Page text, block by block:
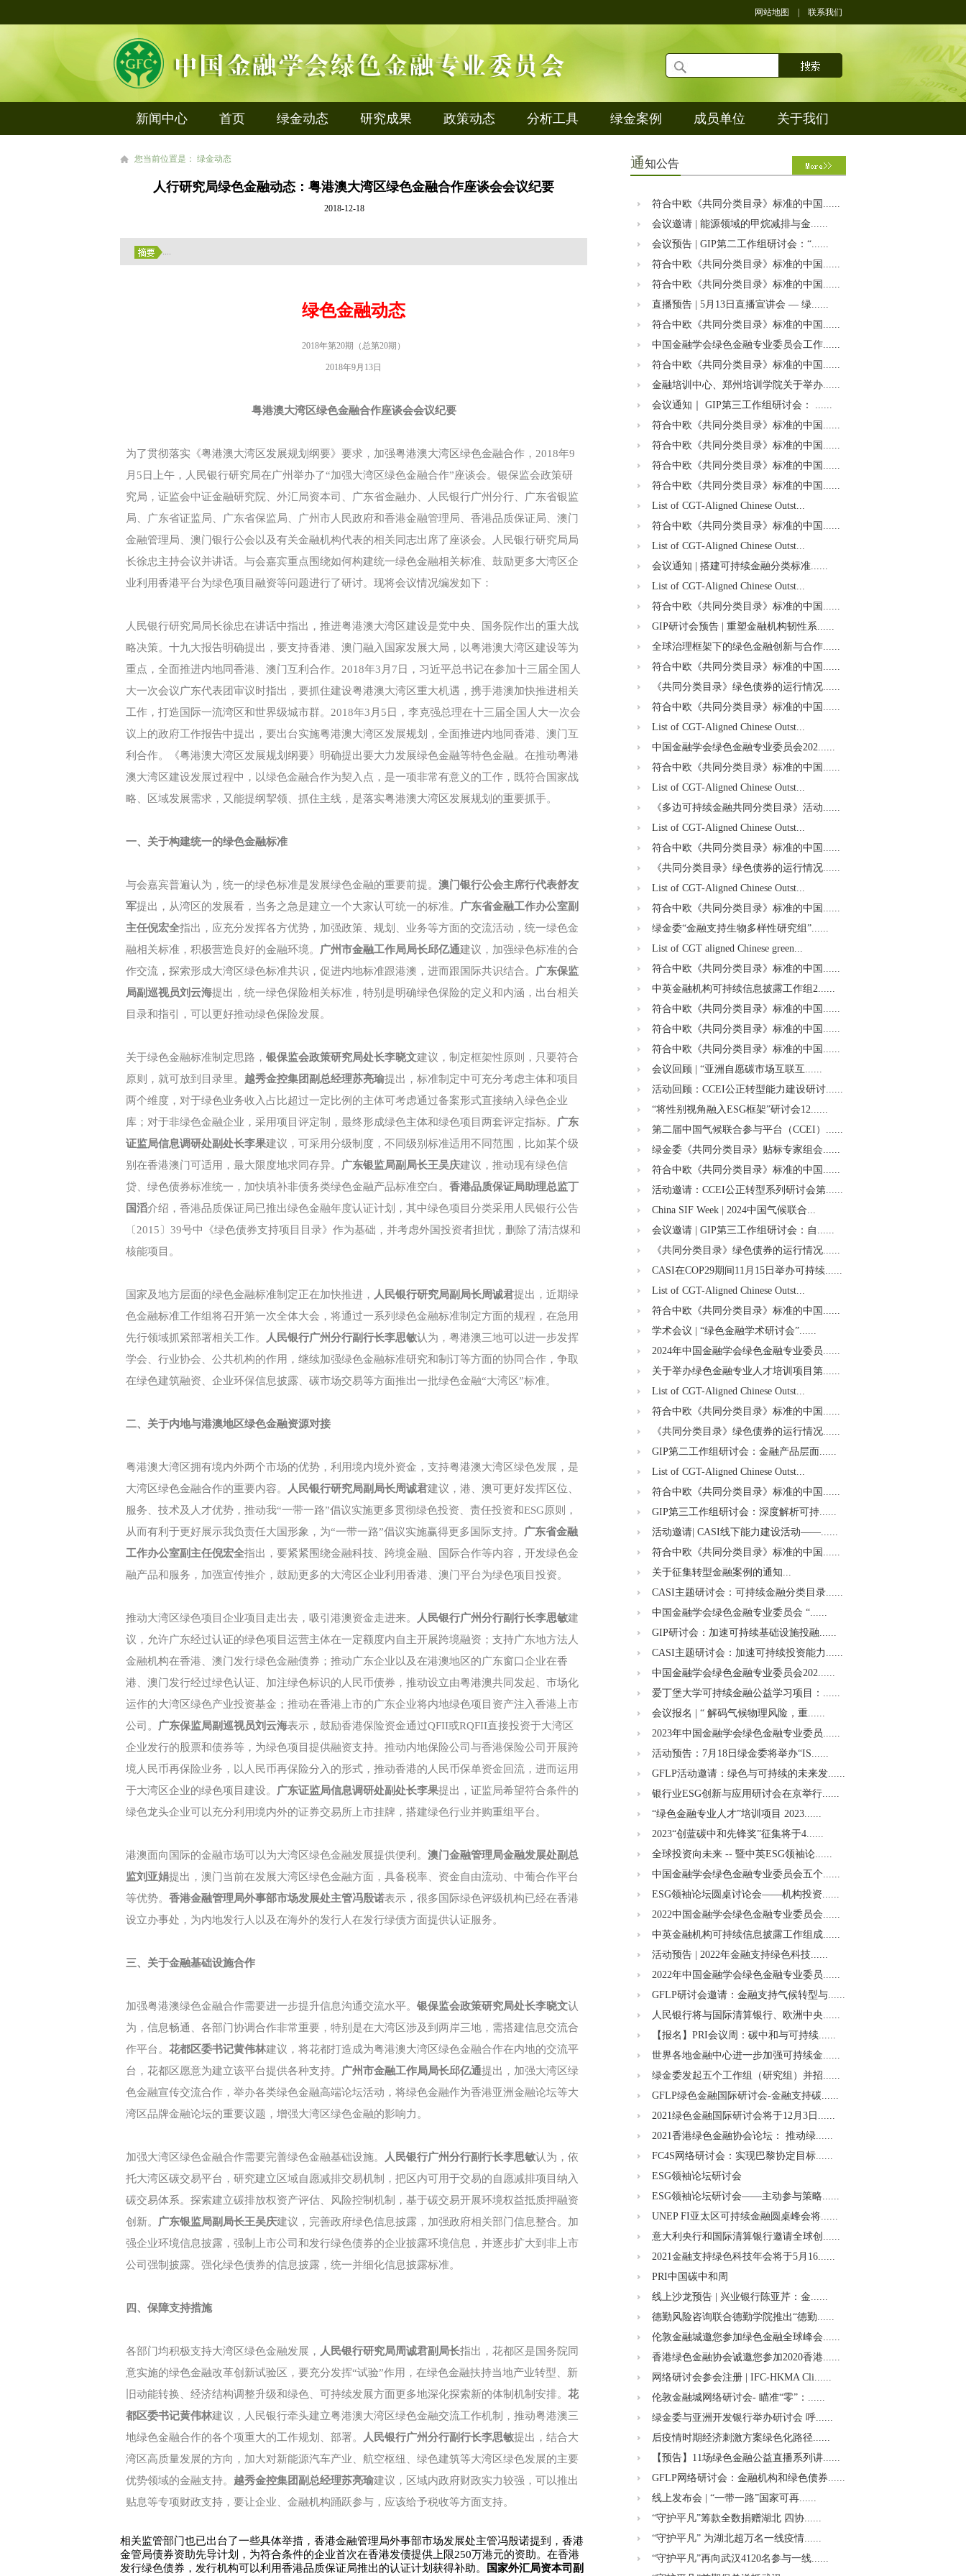
网站地图 联系我们
新闻中心 首页 绿金动态 研究成果 政策动态 分析工具 绿金案例 成员单位 关于我们
您当前位置是： 绿金动态
人行研究局绿色金融动态：粤港澳大湾区绿色金融合作座谈会会议纪要
2018-12-18
....
绿色金融动态
2018年第20期（总第20期）
2018年9月13日
粤港澳大湾区绿色金融合作座谈会会议纪要
为了贯彻落实《粤港澳大湾区发展规划纲要》要求，加强粤港澳大湾区绿色金融合作，2018年9
月5日上午，人民银行研究局在广州举办了“加强大湾区绿色金融合作”座谈会。银保监会政策研
究局，证监会中证金融研究院、外汇局资本司、广东省金融办、人民银行广州分行、广东省银监
局、广东省证监局、广东省保监局、广州市人民政府和香港金融管理局、香港品质保证局、澳门
金融管理局、澳门银行公会以及有关金融机构代表的相关同志出席了座谈会。人民银行研究局局
长徐忠主持会议并讲话。与会嘉宾重点围绕如何构建统一绿色金融相关标准、鼓励更多大湾区企
业利用香港平台为绿色项目融资等问题进行了研讨。现将会议情况编发如下：
人民银行研究局局长徐忠在讲话中指出，推进粤港澳大湾区建设是党中央、国务院作出的重大战
略决策。十九大报告明确提出，要支持香港、澳门融入国家发展大局，以粤港澳大湾区建设等为
重点，全面推进内地同香港、澳门互利合作。2018年3月7日，习近平总书记在参加十三届全国人
大一次会议广东代表团审议时指出，要抓住建设粤港澳大湾区重大机遇，携手港澳加快推进相关
工作，打造国际一流湾区和世界级城市群。2018年3月5日，李克强总理在十三届全国人大一次会
议上的政府工作报告中提出，要出台实施粤港澳大湾区发展规划，全面推进内地同香港、澳门互
利合作。《粤港澳大湾区发展规划纲要》明确提出要大力发展绿色金融等特色金融。在推动粤港
澳大湾区建设发展过程中，以绿色金融合作为契入点，是一项非常有意义的工作，既符合国家战
略、区域发展需求，又能提纲挈领、抓住主线，是落实粤港澳大湾区发展规划的重要抓手。
一、关于构建统一的绿色金融标准
与会嘉宾普遍认为，统一的绿色标准是发展绿色金融的重要前提。 澳门银行公会主席行代表舒友
军提出，从湾区的发展看，当务之急是建立一个大家认可统一的标准。
广东省金融工作办公室副
主任倪宏全指出，应充分发挥各方优势，加强政策、规划、业务等方面的交流活动，统一绿色金
融相关标准，积极营造良好的金融环境。
广州市金融工作局局长邱亿通建议，加强绿色标准的合
作交流，探索形成大湾区绿色标准共识，促进内地标准跟港澳，进而跟国际共识结合。
广东保监
局副巡视员刘云海提出，统一绿色保险相关标准，特别是明确绿色保险的定义和内涵，出台相关
目录和指引，可以更好推动绿色保险发展。
关于绿色金融标准制定思路， 银保监会政策研究局处长李晓文建议，制定框架性原则，只要符合
原则，就可放到目录里。 越秀金控集团副总经理苏亮瑜提出，标准制定中可充分考虑主体和项目
两个维度，对于绿色业务收入占比超过一定比例的主体可考虑通过备案形式直接纳入绿色企业
库；对于非绿色金融企业，采用项目评定制，最终形成绿色主体和绿色项目两套评定指标。
广东
证监局信息调研处副处长李果建议，可采用分级制度，不同级别标准适用不同范围，比如某个级
别在香港澳门可适用，最大限度地求同存异。
广东银监局副局长王吴庆建议，推动现有绿色信
贷、绿色债券标准统一，加快填补非债务类绿色金融产品标准空白。 香港品质保证局助理总监丁
国滔介绍，香港品质保证局已推出绿色金融年度认证计划，其中绿色项目分类采用人民银行公告
〔2015〕39号中《绿色债券支持项目目录》作为基础，并考虑外国投资者担忧，删除了清洁煤和
核能项目。
国家及地方层面的绿色金融标准制定正在加快推进， 人民银行研究局副局长周诚君提出，近期绿
色金融标准工作组将召开第一次全体大会，将通过一系列绿色金融标准制定方面的规程，在急用
先行领域抓紧部署相关工作。
人民银行广州分行副行长李思敏认为，粤港澳三地可以进一步发挥
学会、行业协会、公共机构的作用，继续加强绿色金融标准研究和制订等方面的协同合作，争取
在绿色建筑融资、企业环保信息披露、碳市场交易等方面推出一批绿色金融“大湾区”标准。
二、关于内地与港澳地区绿色金融资源对接
粤港澳大湾区拥有境内外两个市场的优势，利用境内境外资金，支持粤港澳大湾区绿色发展，是
大湾区绿色金融合作的重要内容。
人民银行研究局副局长周诚君建议，港、澳可更好发挥区位、
服务、技术及人才优势，推动我“一带一路”倡议实施更多贯彻绿色投资、责任投资和ESG原则，
从而有利于更好展示我负责任大国形象，为“一带一路”倡议实施赢得更多国际支持。
广东省金融
工作办公室副主任倪宏全指出，要紧紧围绕金融科技、跨境金融、国际合作等内容，开发绿色金
融产品和服务，加强宣传推介，鼓励更多的大湾区企业利用香港、澳门平台为绿色项目投资。
推动大湾区绿色项目企业项目走出去，吸引港澳资金走进来。 人民银行广州分行副行长李思敏建
议，允许广东经过认证的绿色项目运营主体在一定额度内自主开展跨境融资；支持广东地方法人
金融机构在香港、澳门发行绿色金融债券；推动广东企业以及在港澳地区的广东窗口企业在香
港、澳门发行经过绿色认证、加注绿色标识的人民币债券，推动设立由粤港澳共同发起、市场化
运作的大湾区绿色产业投资基金；推动在香港上市的广东企业将内地绿色项目资产注入香港上市
公司。
广东保监局副巡视员刘云海表示，鼓励香港保险资金通过QFII或RQFII直接投资于大湾区
企业发行的股票和债券等，为绿色项目提供融资支持。推动内地保险公司与香港保险公司开展跨
境人民币再保险业务，以人民币再保险分入的形式，推动香港的人民币保单资金回流，进而运用
于大湾区企业的绿色项目建设。
广东证监局信息调研处副处长李果提出，证监局希望符合条件的
绿色龙头企业可以充分利用境内外的证券交易所上市挂牌，搭建绿色行业并购重组平台。
港澳面向国际的金融市场可以为大湾区绿色金融发展提供便利。 澳门金融管理局金融发展处副总
监刘亚娟提出，澳门当前在发展大湾区绿色金融方面，具备税率、资金自由流动、中葡合作平台
等优势。 香港金融管理局外事部市场发展处主管冯殷诺表示，很多国际绿色评级机构已经在香港
设立办事处，为内地发行人以及在海外的发行人在发行绿债方面提供认证服务。
三、关于金融基础设施合作
加强粤港澳绿色金融合作需要进一步提升信息沟通交流水平。 银保监会政策研究局处长李晓文认
为，信息畅通、各部门协调合作非常重要，特别是在大湾区涉及到两岸三地，需搭建信息交流合
作平台。 花都区委书记黄伟林建议，将花都打造成为粤港澳大湾区绿色金融合作在内地的交流平
台，花都区愿意为建立该平台提供各种支持。
广州市金融工作局局长邱亿通提出，加强大湾区绿
色金融宣传交流合作，举办各类绿色金融高端论坛活动，将绿色金融作为香港亚洲金融论坛等大
湾区品牌金融论坛的重要议题，增强大湾区绿色金融的影响力。
加强大湾区绿色金融合作需要完善绿色金融基础设施。 人民银行广州分行副行长李思敏认为，依
托大湾区碳交易平台，研究建立区域自愿减排交易机制，把区内可用于交易的自愿减排项目纳入
碳交易体系。探索建立碳排放权资产评估、风险控制机制，基于碳交易开展环境权益抵质押融资
创新。
广东银监局副局长王吴庆建议，完善政府绿色信息披露，加强政府相关部门信息整合。加
强企业环境信息披露，强制上市公司和发行绿色债券的企业披露环境信息，并逐步扩大到非上市
公司强制披露。强化绿色债券的信息披露，统一并细化信息披露标准。
四、保障支持措施
各部门均积极支持大湾区绿色金融发展， 人民银行研究局周诚君副局长指出，花都区是国务院同
意实施的绿色金融改革创新试验区，要充分发挥“试验”作用，在绿色金融扶持当地产业转型、新
旧动能转换、经济结构调整升级和绿色、可持续发展方面更多地深化探索新的体制机制安排。 花
都区委书记黄伟林建议，人民银行牵头建立粤港澳大湾区绿色金融交流工作机制，推动粤港澳三
地绿色金融合作的各个项重大的工作规划、部署。
人民银行广州分行副行长李思敏提出，结合大
湾区高质量发展的方向，加大对新能源汽车产业、航空枢纽、绿色建筑等大湾区绿色发展的主要
优势领域的金融支持。 越秀金控集团副总经理苏亮瑜建议，区域内政府财政实力较强，可以推出
贴息等专项财政支持，要让企业、金融机构踊跃参与，应该给予税收等方面支持。
相关监管部门也已出台了一些具体举措，香港金融管理局外事部市场发展处主管冯殷诺提到，香港
金管局债券资助先导计划，为符合条件的企业首次在香港发债提供上限250万港元的资助。在香港
发行绿色债券，发行机构可以利用香港品质保证局推出的认证计划获得补助。
国家外汇局资本司副
通知公告
符合中欧《共同分类目录》标准的中国......
会议邀请 | 能源领域的甲烷减排与金......
会议预告 | GIP第二工作组研讨会：“......
符合中欧《共同分类目录》标准的中国......
符合中欧《共同分类目录》标准的中国......
直播预告 | 5月13日直播宣讲会 — 绿......
符合中欧《共同分类目录》标准的中国......
中国金融学会绿色金融专业委员会工作......
符合中欧《共同分类目录》标准的中国......
金融培训中心、郑州培训学院关于举办......
会议通知｜ GIP第三工作组研讨会： ......
符合中欧《共同分类目录》标准的中国......
符合中欧《共同分类目录》标准的中国......
符合中欧《共同分类目录》标准的中国......
符合中欧《共同分类目录》标准的中国......
List of CGT-Aligned Chinese Outst...
符合中欧《共同分类目录》标准的中国......
List of CGT-Aligned Chinese Outst...
会议通知 | 搭建可持续金融分类标准......
List of CGT-Aligned Chinese Outst...
符合中欧《共同分类目录》标准的中国......
GIP研讨会预告 | 重塑金融机构韧性系......
全球治理框架下的绿色金融创新与合作......
符合中欧《共同分类目录》标准的中国......
《共同分类目录》绿色债券的运行情况......
符合中欧《共同分类目录》标准的中国......
List of CGT-Aligned Chinese Outst...
中国金融学会绿色金融专业委员会202......
符合中欧《共同分类目录》标准的中国......
List of CGT-Aligned Chinese Outst...
《多边可持续金融共同分类目录》活动......
List of CGT-Aligned Chinese Outst...
符合中欧《共同分类目录》标准的中国......
《共同分类目录》绿色债券的运行情况......
List of CGT-Aligned Chinese Outst...
符合中欧《共同分类目录》标准的中国......
绿金委“金融支持生物多样性研究组”......
List of CGT aligned Chinese green...
符合中欧《共同分类目录》标准的中国......
中英金融机构可持续信息披露工作组2......
符合中欧《共同分类目录》标准的中国......
符合中欧《共同分类目录》标准的中国......
符合中欧《共同分类目录》标准的中国......
会议回顾 | “亚洲自愿碳市场互联互......
活动回顾：CCEI公正转型能力建设研讨......
“将性别视角融入ESG框架”研讨会12......
第二届中国气候联合参与平台（CCEI）......
绿金委《共同分类目录》贴标专家组会......
符合中欧《共同分类目录》标准的中国......
活动邀请：CCEI公正转型系列研讨会第......
China SIF Week | 2024中国气候联合...
会议邀请 | GIP第三工作组研讨会：自......
《共同分类目录》绿色债券的运行情况......
CASI在COP29期间11月15日举办可持续......
List of CGT-Aligned Chinese Outst...
符合中欧《共同分类目录》标准的中国......
学术会议 | “绿色金融学术研讨会”......
2024年中国金融学会绿色金融专业委员......
关于举办绿色金融专业人才培训项目第......
List of CGT-Aligned Chinese Outst...
符合中欧《共同分类目录》标准的中国......
《共同分类目录》绿色债券的运行情况......
GIP第二工作组研讨会：金融产品层面......
List of CGT-Aligned Chinese Outst...
符合中欧《共同分类目录》标准的中国......
GIP第三工作组研讨会：深度解析可持......
活动邀请| CASI线下能力建设活动——......
符合中欧《共同分类目录》标准的中国......
关于征集转型金融案例的通知...
CASI主题研讨会：可持续金融分类目录......
中国金融学会绿色金融专业委员会 “......
GIP研讨会：加速可持续基础设施投融......
CASI主题研讨会：加速可持续投资能力......
中国金融学会绿色金融专业委员会202......
爱丁堡大学可持续金融公益学习项目：......
会议报名 | “ 解码气候物理风险，重......
2023年中国金融学会绿色金融专业委员......
活动预告：7月18日绿金委将举办“IS......
GFLP活动邀请：绿色与可持续的未来发......
银行业ESG创新与应用研讨会在京举行......
“绿色金融专业人才”培训项目 2023......
2023“创蓝碳中和先锋奖”征集将于4......
全球投资向未来 -- 暨中英ESG领袖论......
中国金融学会绿色金融专业委员会五个......
ESG领袖论坛圆桌讨论会——机构投资......
2022中国金融学会绿色金融专业委员会......
中英金融机构可持续信息披露工作组成......
活动预告 | 2022年金融支持绿色科技......
2022年中国金融学会绿色金融专业委员......
GFLP研讨会邀请：金融支持气候转型与......
人民银行将与国际清算银行、欧洲中央......
【报名】PRI会议周：碳中和与可持续......
世界各地金融中心进一步加强可持续金......
绿金委发起五个工作组（研究组）并招......
GFLP绿色金融国际研讨会-金融支持碳......
2021绿色金融国际研讨会将于12月3日......
2021香港绿色金融协会论坛： 推动绿......
​FC4S网络研讨会：实现巴黎协定目标......
ESG领袖论坛研讨会
ESG领袖论坛研讨会——主动参与策略......
UNEP FI亚太区可持续金融圆桌峰会将......
意大利央行和国际清算银行邀请全球创......
2021金融支持绿色科技年会将于5月16......
PRI中国碳中和周
线上沙龙预告 | 兴业银行陈亚芹：金......
德勤风险咨询联合德勤学院推出“德勤......
伦敦金融城邀您参加绿色金融全球峰会......
香港绿色金融协会诚邀您参加2020香港......
网络研讨会参会注册 | IFC-HKMA Cli......
伦敦金融城网络研讨会- 瞄准“零”：......
绿金委与亚洲开发银行举办研讨会 呼......
后疫情时期经济刺激方案绿色化路径......
【预告】11场绿色金融公益直播系列讲......
GFLP网络研讨会：金融机构和绿色债券......
线上发布会 | “一带一路”国家可再......
“守护平凡”筹款全数捐赠湖北 四协......
“守护平凡” 为湖北超万名一线疫情......
“守护平凡”再向武汉4120名参与一线......